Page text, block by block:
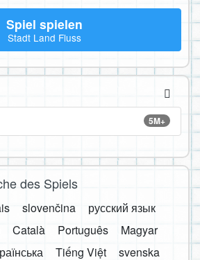
Spiel spielen
Stadt Land Fluss
5M+
des Spiels
slovenčina
русский язык
Català Português
Magyar
Tiếng Việt
svenska